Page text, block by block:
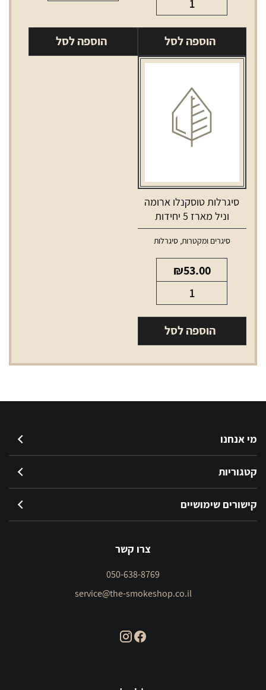
של
סיגרלות
טוסקנלו
אורגינל
יחידות
הוספה לסל הוספה לסל
סיגרלות טוסקנלו ארומה
וניל מארז 5 יחידות
סיגרים ומקטרות,סיגרלות
₪53.00
של
סיגרלות
טוסקנלו
5
הוספה לסל
מי אנחנו
קטגוריות
קישורים שימושיים
צרו קשר
050-638-8769
service@the-smokeshop.co.il